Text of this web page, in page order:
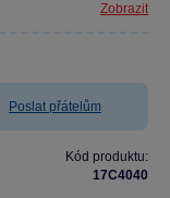
Zobrazit
Poslat přátelům
Kód produktu:
17C4040